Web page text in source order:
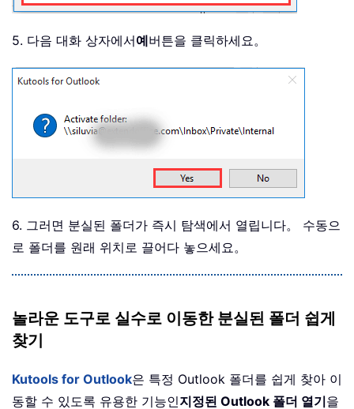
5. 다음 대화 상자에서예버튼을 클릭하세요。
6. 그러면 분실된 폴더가 즉시 탐색에서 열립니다。 수동으
로 폴더를 원래 위치로 끌어다 놓으세요。
놀라운 도구로 실수로 이동한 분실된 폴더 쉽게
찾기
Kutools for Outlook은 특정 Outlook 폴더를 쉽게 찾아 이
동할 수 있도록 유용한 기능인지정된 Outlook 폴더 열기을